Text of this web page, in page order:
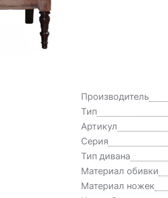
Производитель
Тип
Артикул
Серия
Тип дивана
Материал обивки
Материал ножек